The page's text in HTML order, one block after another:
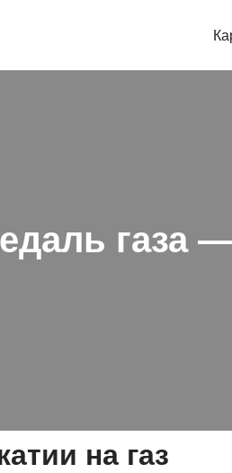
газа
на газ